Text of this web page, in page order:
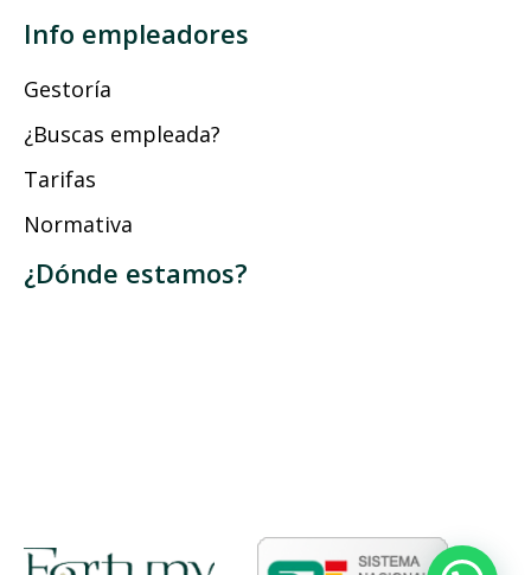
Info empleadores
Gestoría
¿Buscas empleada?
Tarifas
Normativa
¿Dónde estamos?